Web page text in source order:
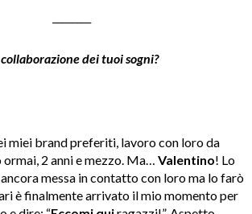
dei tuoi sogni?
miei brand preferiti, lavoro con loro da
2 anni e mezzo. Ma… Valentino! Lo
messa in contatto con loro ma lo farò
è finalmente arrivato il mio momento per